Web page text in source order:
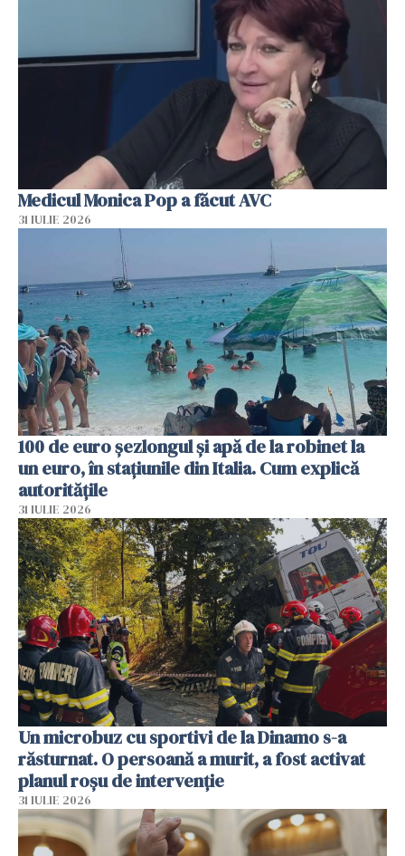
Medicul Monica Pop a făcut AVC
31 IULIE 2026
100 de euro șezlongul și apă de la robinet la
un euro, în stațiunile din Italia. Cum explică
autoritățile
31 IULIE 2026
Un microbuz cu sportivi de la Dinamo s-a
răsturnat. O persoană a murit, a fost activat
planul roșu de intervenție
31 IULIE 2026